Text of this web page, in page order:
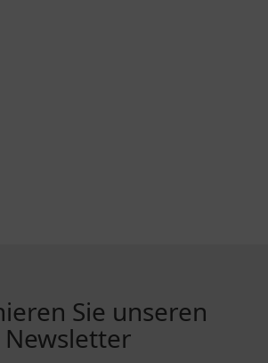
Sie unseren
Newsletter